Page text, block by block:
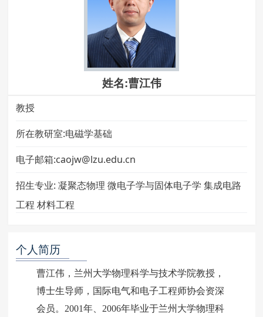
姓名:曹江伟
教授
所在教研室:电磁学基础
电子邮箱:caojw@lzu.edu.cn
招生专业: 凝聚态物理 微电子学与固体电子学 集成电路
工程 材料工程
个人简历
曹江伟，兰州大学物理科学与技术学院教授，
博士生导师，国际电气和电子工程师协会资深
会员。2001年、2006年毕业于兰州大学物理科